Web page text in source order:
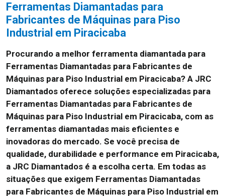
Ferramentas Diamantadas para
Fabricantes de Máquinas para Piso
Industrial em Piracicaba
Procurando a melhor ferramenta diamantada para
Ferramentas Diamantadas para Fabricantes de
Máquinas para Piso Industrial em Piracicaba? A JRC
Diamantados oferece soluções especializadas para
Ferramentas Diamantadas para Fabricantes de
Máquinas para Piso Industrial em Piracicaba, com as
ferramentas diamantadas mais eficientes e
inovadoras do mercado. Se você precisa de
qualidade, durabilidade e performance em Piracicaba,
a JRC Diamantados é a escolha certa. Em todas as
situações que exigem Ferramentas Diamantadas
para Fabricantes de Máquinas para Piso Industrial em